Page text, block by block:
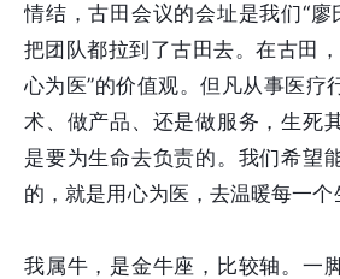
情结，古田会议的会址是我们“廖
把团队都拉到了古田去。在古田
心为医”的价值观。但凡从事医疗
术、做产品、还是做服务，生死
是要为生命去负责的。我们希望
的，就是用心为医，去温暖每一个
我属牛，是金牛座，比较轴。一